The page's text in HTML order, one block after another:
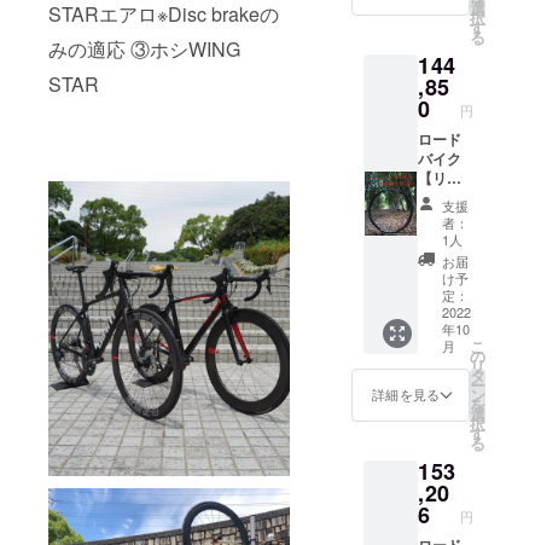
STARエアロ※Disc brakeの
みの適応 ③ホシWING
STAR
真と異
合がご
ざいま
す。 ※
ホイー
ル完成
組で
す。車
体、タ
イヤ、
チュー
ブなど
付属品
以外は
含まれ
ませ
ん。
プル：
放組み
はス
ポーク
がクロ
スする
場合、
捩じら
ない組
み方で
す。 ※
イメー
ジ写真
は、リ
ム高の
選択で
ご参考
にして
くださ
い。 ※
対象製
ムは写
真と異
なる場
合がご
※2022.6
カーボ
ンリム
700c（
UDマッ
トクリ
ア仕上
げ）
F:24H/
R24H
hoshi
:wingst
AERO
（開放
組） 真
鍮ニッ
プル：
黒 ※開
放組み
はス
がクロ
スする
場合、
捩じら
選
択
す
る
144
,85
0 円
ロード
バイク
【リム
ブレー
キ】仕
様カー
ボンホ
イール
25%off
+送料
通常販
売価格
190,200
円税込
※2022.6
月時点
ンリム
700c（
UDマッ
トクリ
支援
者：
1人
お届
け予
定：
2022
年10
月
詳細を見る
こ
の
リ
タ
ー
ン
を
選
択
す
る
153
,20
6 円